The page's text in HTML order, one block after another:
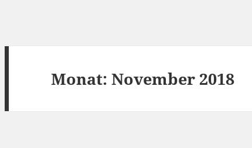
Monat:November 2018